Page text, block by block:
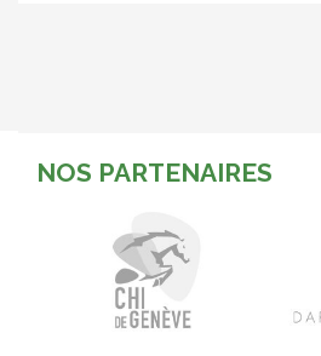
NOS PARTENAIRES